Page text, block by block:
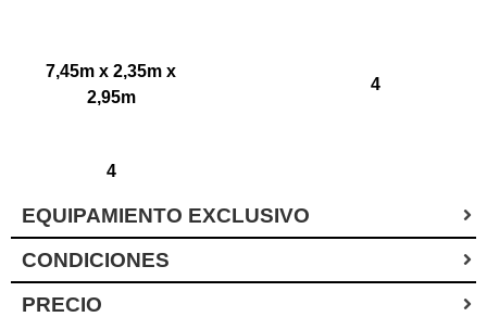
7,45m x 2,35m x
2,95m
4
4
EQUIPAMIENTO EXCLUSIVO
CONDICIONES
PRECIO